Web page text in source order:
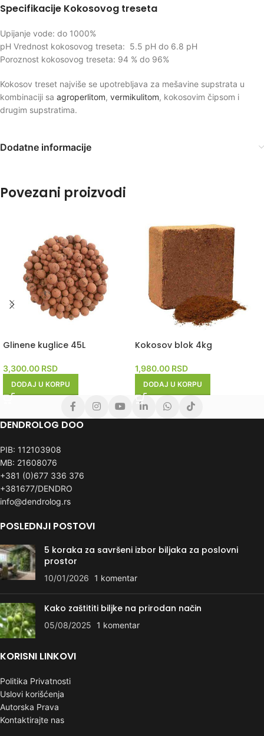
Specifikacije Kokosovog treseta
Upijanje vode: do 1000%
pH Vrednost kokosovog treseta: 5.5 pH do 6.8 pH
Poroznost kokosovog treseta: 94 % do 96%
Kokosov treset najviše se upotrebljava za mešavine supstrata u
kombinaciji sa agroperlitom, vermikulitom, kokosovim čipsom i
drugim supstratima.
Dodatne informacije
Povezani proizvodi
Glinene kuglice 45L
3,300.00 RSD
DODAJ U KORPU
Kokosov blok 4kg
1,980.00 RSD
DODAJ U KORPU
DENDROLOG DOO
PIB: 112103908
MB: 21608076
+381 (0)677 336 376
+381677/DENDRO
info@dendrolog.rs
POSLEDNJI POSTOVI
5 koraka za savršeni izbor biljaka za poslovni
prostor
10/01/2026 1 komentar
Kako zaštititi biljke na prirodan način
05/08/2025 1 komentar
KORISNI LINKOVI
Politika Privatnosti
Uslovi korišćenja
Autorska Prava
Kontaktirajte nas